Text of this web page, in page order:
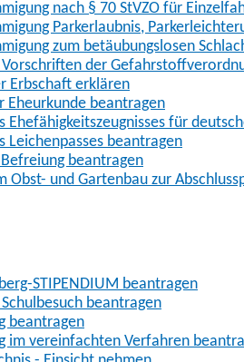
nach § 70 StVZO für
Parkerlaubnis,
zum betäubungslosen
der
Erbschaft erklären
Eheurkunde beantragen
Ehefähigkeitszeugnisses für
Leichenpasses beantragen
beantragen
Obst- und Gartenbau zur
STIPENDIUM beantragen
beantragen
beantragen
im vereinfachten Verfahren